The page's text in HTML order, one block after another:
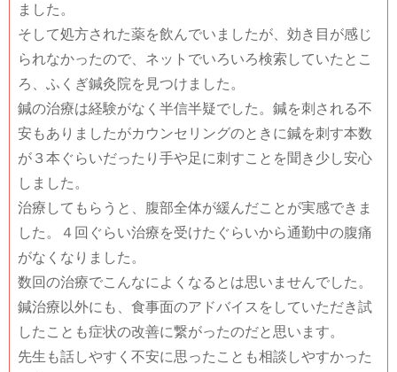
ました。
そして処方された薬を飲んでいましたが、効き目が感じ
られなかったので、ネットでいろいろ検索していたとこ
ろ、ふくぎ鍼灸院を見つけました。
鍼の治療は経験がなく半信半疑でした。鍼を刺される不
安もありましたがカウンセリングのときに鍼を刺す本数
が３本ぐらいだったり手や足に刺すことを聞き少し安心
しました。
治療してもらうと、腹部全体が緩んだことが実感できま
した。４回ぐらい治療を受けたぐらいから通勤中の腹痛
がなくなりました。
数回の治療でこんなによくなるとは思いませんでした。
鍼治療以外にも、食事面のアドバイスをしていただき試
したことも症状の改善に繋がったのだと思います。
先生も話しやすく不安に思ったことも相談しやすかった